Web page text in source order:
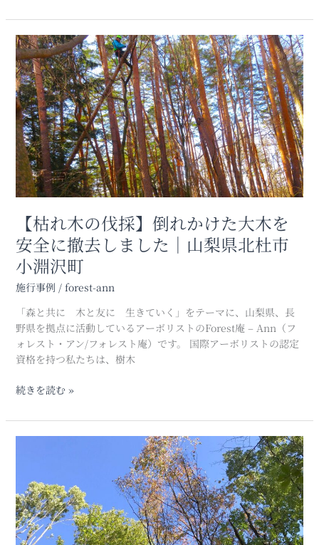
市
長
坂
町
【枯れ木の伐採】倒れかけた大木を
安全に撤去しました｜山梨県北杜市
小淵沢町
施行事例 / forest-ann
「森と共に 木と友に 生きていく」をテーマに、山梨県、長
野県を拠点に活動しているアーボリストのForest庵 – Ann（フ
ォレスト・アン/フォレスト庵）です。 国際アーボリストの認定
資格を持つ私たちは、樹木
【枯
れ
木
の
伐
採】
倒
れ
か
け
た
を
安
全
に
撤
去
し
ま
た
山
梨
市
小
淵
続きを読む »
め
て。
山
梨